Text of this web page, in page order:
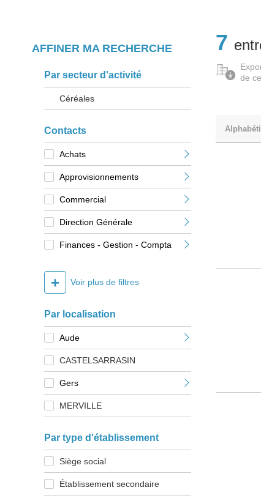
AFFINER MA RECHERCHE
Par secteur d'activité
Céréales
Contacts
Achats
Approvisionnements
Commercial
Direction Générale
Finances - Gestion - Compta
+ Voir plus de filtres
Par localisation
Aude
CASTELSARRASIN
Gers
MERVILLE
Par type d'établissement
Siège social
Établissement secondaire
7
de